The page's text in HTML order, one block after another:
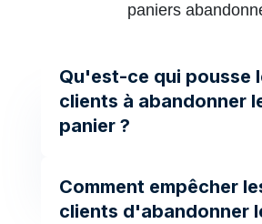
paniers
Qu'est-ce qui pousse
clients à abandonner
panier ?
Comment empêcher
clients d'abandonner